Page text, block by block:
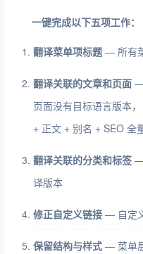
一键完成以下五项工作：
翻译菜单项标题 — 所有
翻译关联的文章和页面 —
页面没有目标语言版本
+ 正文 + 别名 + SEO 全
翻译关联的分类和标签 —
译版本
修正自定义链接 — 自定
保留结构与样式 — 菜单